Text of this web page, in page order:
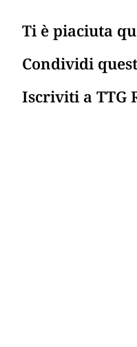
Ti è piaciuta
Condividi
Iscriviti a TTG